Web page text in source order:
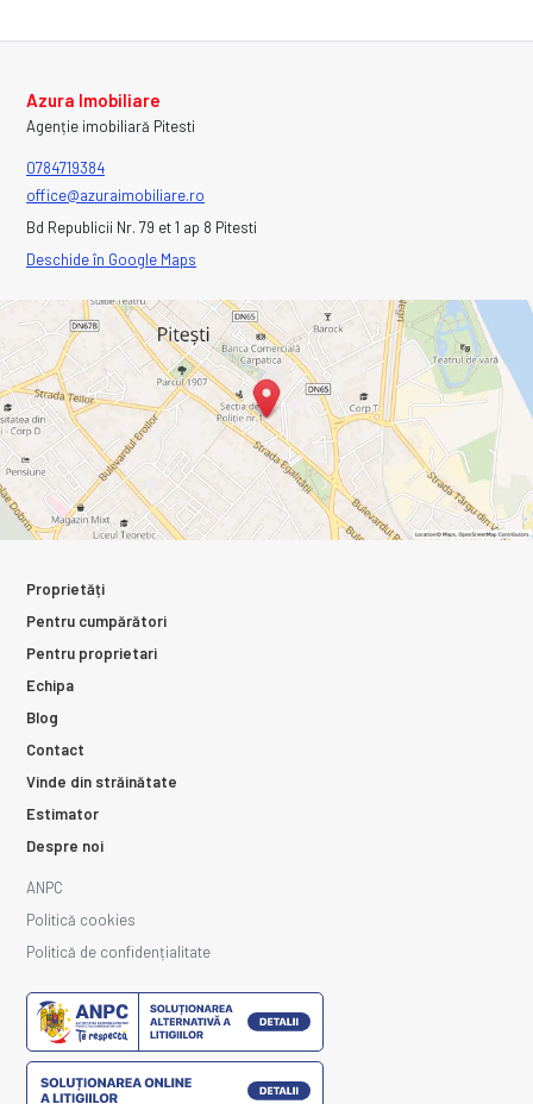
Azura Imobiliare
Agenție imobiliară Pitesti
0784719384
office@azuraimobiliare.ro
Bd Republicii Nr. 79 et 1 ap 8 Pitesti
Deschide în Google Maps
Proprietăți
Pentru cumpărători
Pentru proprietari
Echipa
Blog
Contact
Vinde din străinătate
Estimator
Despre noi
ANPC
Politică cookies
Politică de confidențialitate